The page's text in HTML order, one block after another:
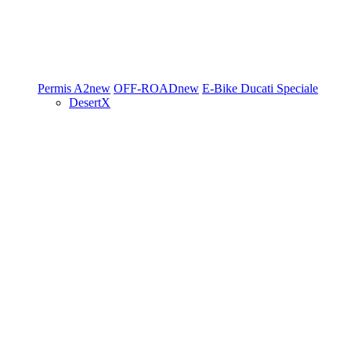
Permis A2new OFF-ROADnew E-Bike Ducati Speciale
DesertX